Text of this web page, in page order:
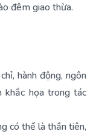
đêm giao thừa.
hành động, ngôn
khắc họa trong tác
có thể là thần tiên,